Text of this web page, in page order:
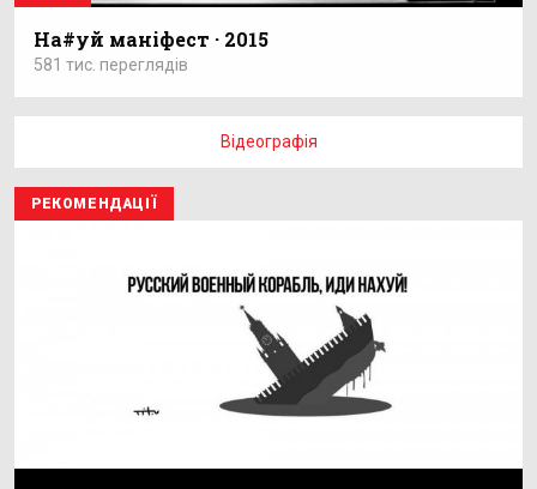
На#уй маніфест · 2015
581 тис. переглядів
Відеографія
РЕКОМЕНДАЦІЇ